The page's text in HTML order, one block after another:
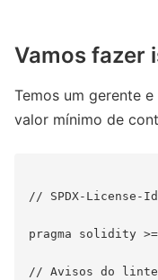
Vamos fazer
Temos um gerente
valor mínimo de
// SPDX-
pragma solidity
// Avisos do linter